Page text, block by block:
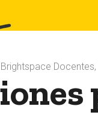
Docentes,